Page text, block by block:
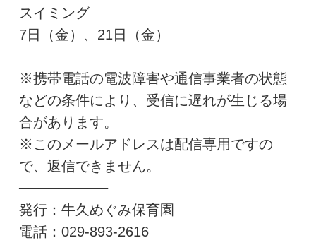
スイミング
7日（金）、21日（金）
※携帯電話の電波障害や通信事業者の状態
などの条件により、受信に遅れが生じる場
合があります。
※このメールアドレスは配信専用ですの
で、返信できません。
─────────
発行：牛久めぐみ保育園
電話：029-893-2616